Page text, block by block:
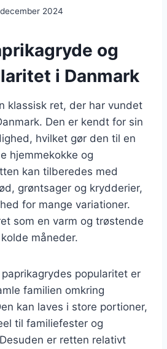
2024
og
i Danmark
klassisk ret, der har vundet
Den er kendt for sin
hvilket gør den til en
hjemmekokke og
kan tilberedes med
grøntsager og krydderier,
for mange variationer.
som en varm og trøstende
måneder.
popularitet er
familien omkring
kan laves i store portioner,
til familiefester og
er retten relativt